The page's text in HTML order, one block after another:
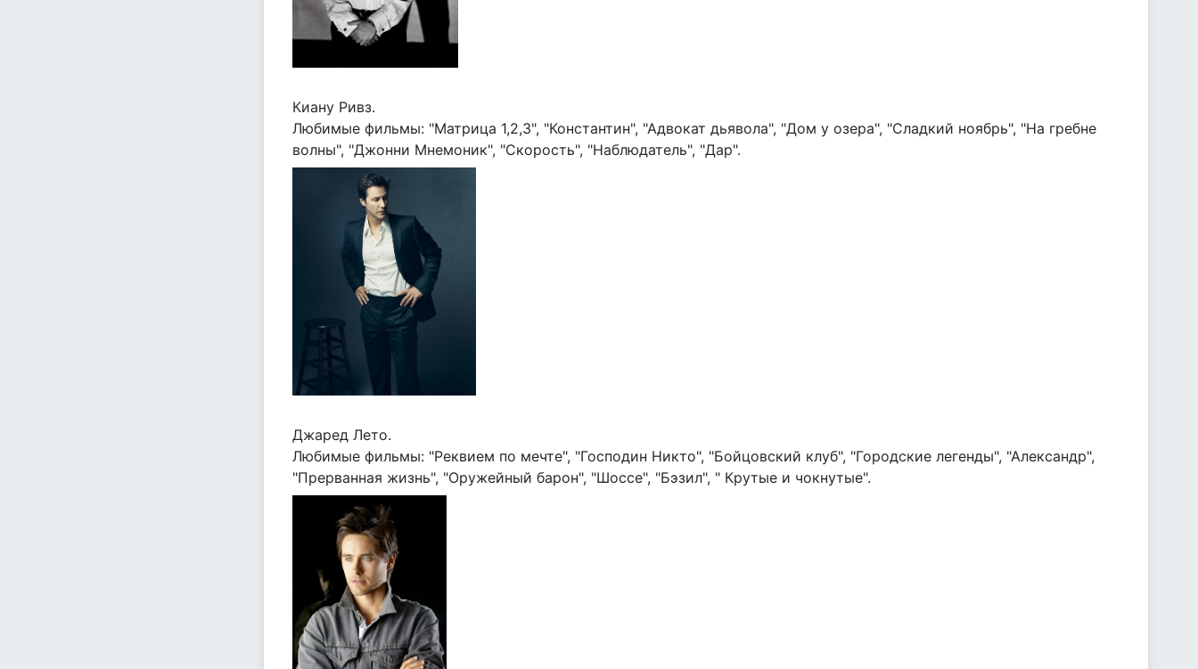
Киану Ривз.
Любимые фильмы: "Матрица 1,2,3", "Константин", "Адвокат дьявола", "Дом у озера", "Сладкий ноябрь", "На гребне
волны", "Джонни Мнемоник", "Скорость", "Наблюдатель", "Дар".
Джаред Лето.
Любимые фильмы: "Реквием по мечте", "Господин Никто", "Бойцовский клуб", "Городские легенды", "Александр",
"Прерванная жизнь", "Оружейный барон", "Шоссе", "Бэзил", " Крутые и чокнутые".